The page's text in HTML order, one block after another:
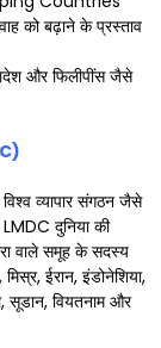
को बढ़ाने के प्रस्ताव
और फिलीपींस जैसे
व्यापार संगठन जैसे
LMDC दुनिया की
वाले समूह के सदस्य
ईरान, इंडोनेशिया,
सूडान, वियतनाम और